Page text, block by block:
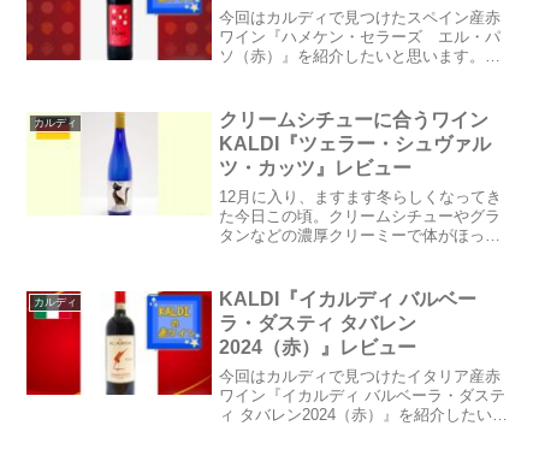
今回はカルディで見つけたスペイン産赤
ワイン『ハメケン・セラーズ エル・パ
ソ（赤）』を紹介したいと思います。カ
エル・パソ（赤）◆産地(地方・地域な
ど)：スペイン／カスティ...
カルディ
クリームシチューに合うワイン
KALDI『ツェラー・シュヴァル
ツ・カッツ』レビュー
12月に入り、ますます冬らしくなってき
た今日この頃。クリームシチューやグラ
タンなどの濃厚クリーミーで体がほっこ
介したいと思います。カルディで見つけ
た黒猫ラベルがとても...
カルディ
KALDI『イカルディ バルベー
ラ・ダスティ タバレン
2024（赤）』レビュー
今回はカルディで見つけたイタリア産赤
ワイン『イカルディ バルベーラ・ダステ
ィ タバレン2024（赤）』を紹介したいと